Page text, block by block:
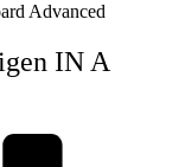
Advanced
IN A